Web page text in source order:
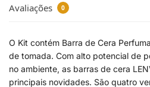
Avaliações 0
O Kit contém Barra de Cera
de tomada. Com alto potencial de
no ambiente, as barras de cera
principais novidades. São quatro